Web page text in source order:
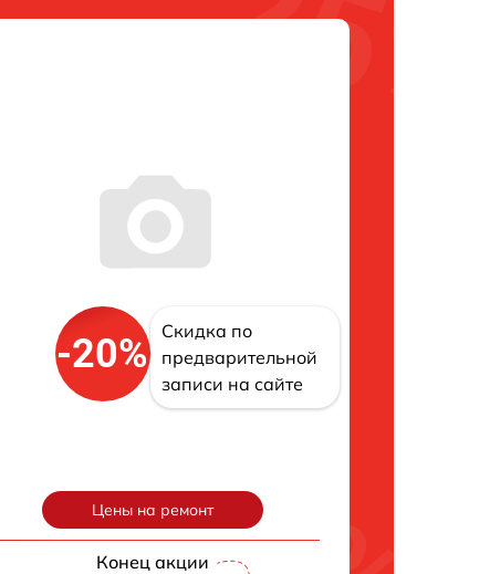
-20%
Скидка по
предварительной
записи на сайте
Цены на ремонт
Конец акции